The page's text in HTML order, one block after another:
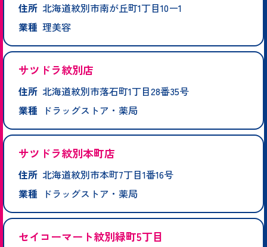
住所 北海道紋別市南が丘町1丁目10ー1
業種 理美容
サツドラ紋別店
住所 北海道紋別市落石町1丁目28番35号
業種
ドラッグストア・薬局
サツドラ紋別本町店
住所 北海道紋別市本町7丁目1番16号
業種
ドラッグストア・薬局
セイコーマート紋別緑町5丁目